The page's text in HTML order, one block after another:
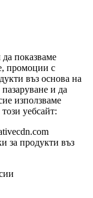
показваме
промоции с
въз основа на
и да
използваме
уебсайт:
за продукти въз